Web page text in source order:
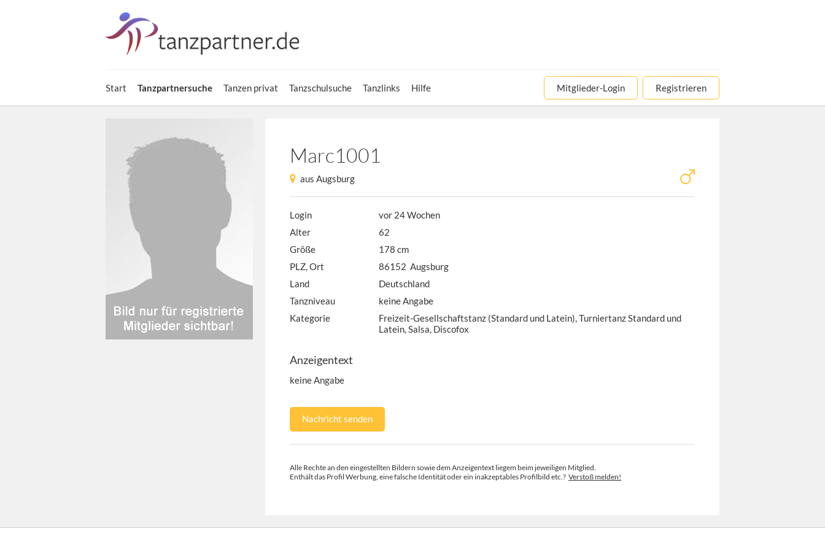
Start Tanzpartnersuche Tanzen privat Tanzschulsuche Tanzlinks Hilfe Mitglieder-Login Registrieren
Marc1001
aus Augsburg
Login
vor 24 Wochen
Alter
62
Größe
178 cm
PLZ, Ort
86152 Augsburg
Land
Deutschland
Tanzniveau
keine Angabe
Kategorie
Freizeit-Gesellschaftstanz (Standard und Latein), Turniertanz Standard und
Latein, Salsa, Discofox
Anzeigentext
keine Angabe
Nachricht senden
Alle Rechte an den eingestellten Bildern sowie dem Anzeigentext liegem beim jeweiligen Mitglied.
Enthält das Profil Werbung, eine falsche Identität oder ein inakzeptables Profilbild etc.? Verstoß melden!